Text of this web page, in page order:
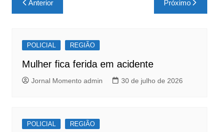
e
o
o
k
s
p
p
de
Anterior Próximo
POLICIAL REGIÃO
Mulher fica ferida em acidente
Jornal Momento admin 30 de julho de 2026
POLICIAL REGIÃO